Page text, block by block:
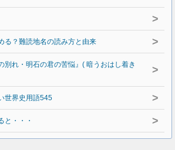
>
る？難読地名の読み方と由来 >
別れ・明石の君の苦悩』( 暗うおはし着き
>
世界史用語545 >
と・・・ >